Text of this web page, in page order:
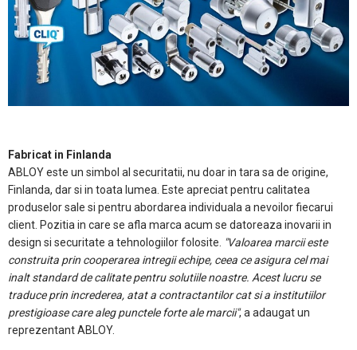
Fabricat in Finlanda
ABLOY este un simbol al securitatii, nu doar in tara sa de origine,
Finlanda, dar si in toata lumea. Este apreciat pentru calitatea
produselor sale si pentru abordarea individuala a nevoilor fiecarui
client. Pozitia in care se afla marca acum se datoreaza inovarii in
design si securitate a tehnologiilor folosite. "Valoarea marcii este
construita prin cooperarea intregii echipe, ceea ce asigura cel mai
inalt standard de calitate pentru solutiile noastre. Acest lucru se
traduce prin increderea, atat a contractantilor cat si a institutiilor
prestigioase care aleg punctele forte ale marcii", a adaugat un
reprezentant ABLOY.